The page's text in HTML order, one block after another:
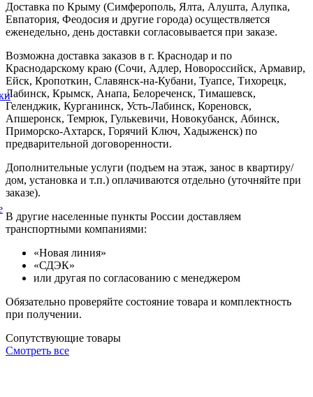
Доставка по Крыму (Симферополь, Ялта, Алушта, Алупка,
Евпатория, Феодосия и другие города) осуществляется
еженедельно, день доставки согласовывается при заказе.
Возможна доставка заказов в г. Краснодар и по
Краснодарскому краю (Сочи, Адлер, Новороссийск, Армавир,
Ейск, Кропоткин, Славянск-на-Кубани, Туапсе, Тихорецк,
Лабинск, Крымск, Анапа, Белореченск, Тимашевск,
Геленджик, Курганинск, Усть-Лабинск, Кореновск,
Апшеронск, Темрюк, Гулькевичи, Новокубанск, Абинск,
Приморско-Ахтарск, Горячий Ключ, Хадыженск) по
предварительной договоренности.
Дополнительные услуги (подъем на этаж, занос в квартиру/
дом, установка и т.п.) оплачиваются отдельно (уточняйте при
заказе).
В другие населенные пункты России доставляем
транспортными компаниями:
«Новая линия»
«СДЭК»
или другая по согласованию с менеджером
Обязательно проверяйте состояние товара и комплектность
при получении.
Сопутствующие товары
Смотреть все